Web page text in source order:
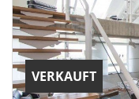
VERKAUFT